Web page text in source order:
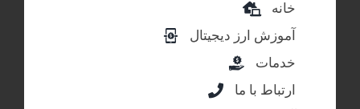
خانه
آموزش ارز دیجیتال
خدمات
ارتباط با ما